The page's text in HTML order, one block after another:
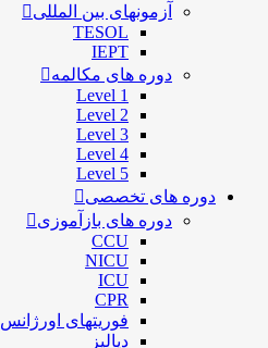
آزمونهای بین المللی
TESOL
IEPT
دوره های مکالمه
Level 1
Level 2
Level 3
Level 4
Level 5
دوره های تخصصی
دوره های بازآموزی
CCU
NICU
ICU
CPR
فوریتهای اورژانس
دیالیز